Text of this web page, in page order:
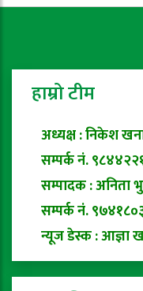
हाम्रो टीम
अध्यक्ष : निकेश
सम्पर्क नं.
सम्पादक : अनिता
सम्पर्क नं.
न्यूज डेस्क : आज्ञा